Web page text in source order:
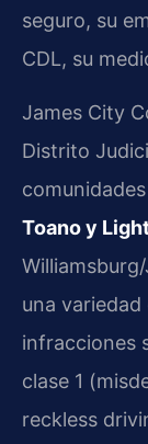
seguro, su
CDL, su
James City
Distrito
Toano y
una
infracciones
clase 1
reckless